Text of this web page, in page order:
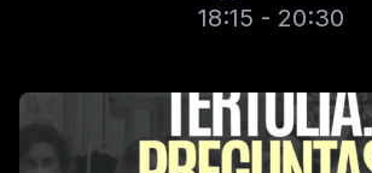
18:15 - 20:30